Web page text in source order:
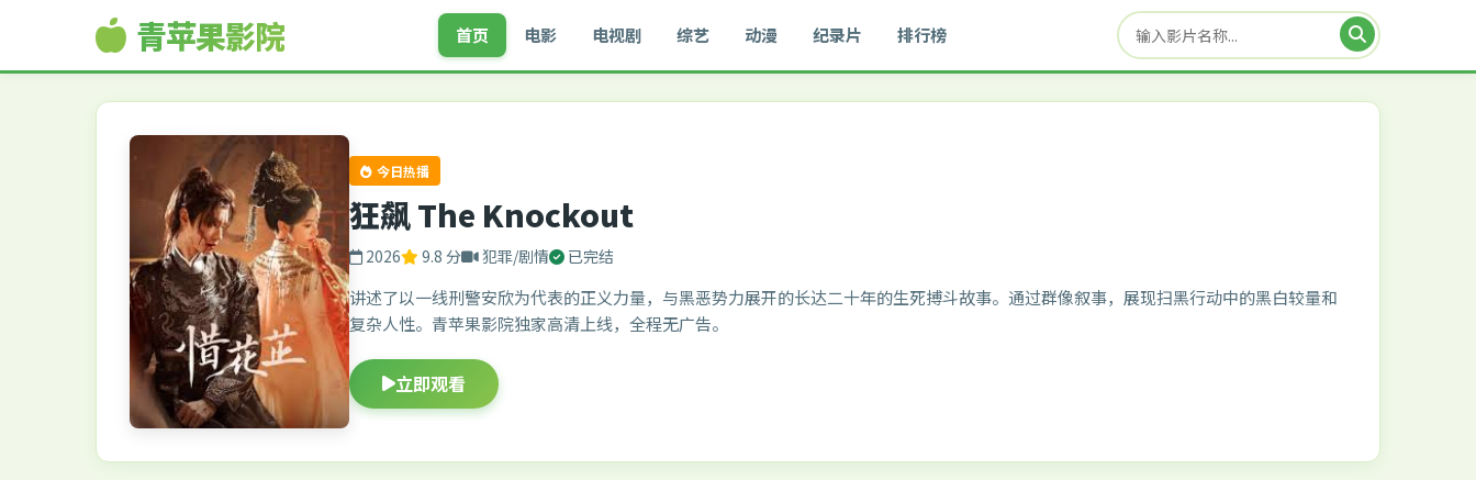
青苹果影院 首页 电影 电视剧 综艺 动漫 纪录片 排行榜
今日热播
狂飙 The Knockout
2026 9.8 分 犯罪/剧情 已完结
讲述了以一线刑警安欣为代表的正义力量，与黑恶势力展开的长达二十年的生死搏斗故事。通过群像叙事，展现扫黑行动中的黑白较量和
复杂人性。青苹果影院独家高清上线，全程无广告。
立即观看